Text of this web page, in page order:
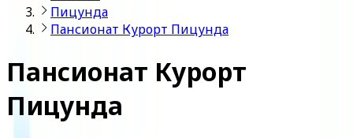
Пицунда
Пансионат Курорт Пицунда
Пансионат Курорт
Пицунда